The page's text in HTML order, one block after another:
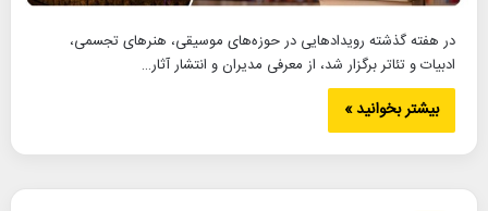
در هفته گذشته رویدادهایی در حوزه‌های موسیقی، هنرهای تجسمی،
ادبیات و تئاتر برگزار شد، از معرفی مدیران و انتشار آثار…
بیشتر بخوانید »